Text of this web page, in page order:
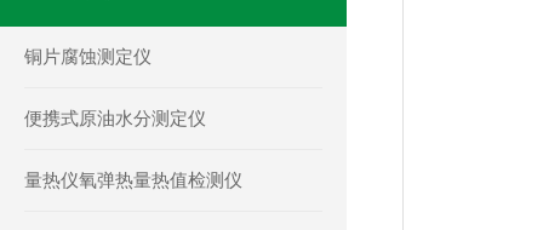
铜片腐蚀测定仪
便携式原油水分测定仪
量热仪氧弹热量热值检测仪